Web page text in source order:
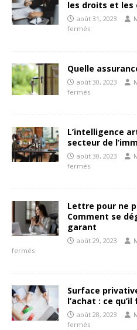
les droits et les
août 31, 2023
fermés
Quelle
août 30, 2023
fermés
L’intelligence
secteur de
août 30, 2023
fermés
Lettre pour ne
Comment se
garant
août 29, 2023
fermés
Surface
l’achat : ce
août 28, 2023
fermés